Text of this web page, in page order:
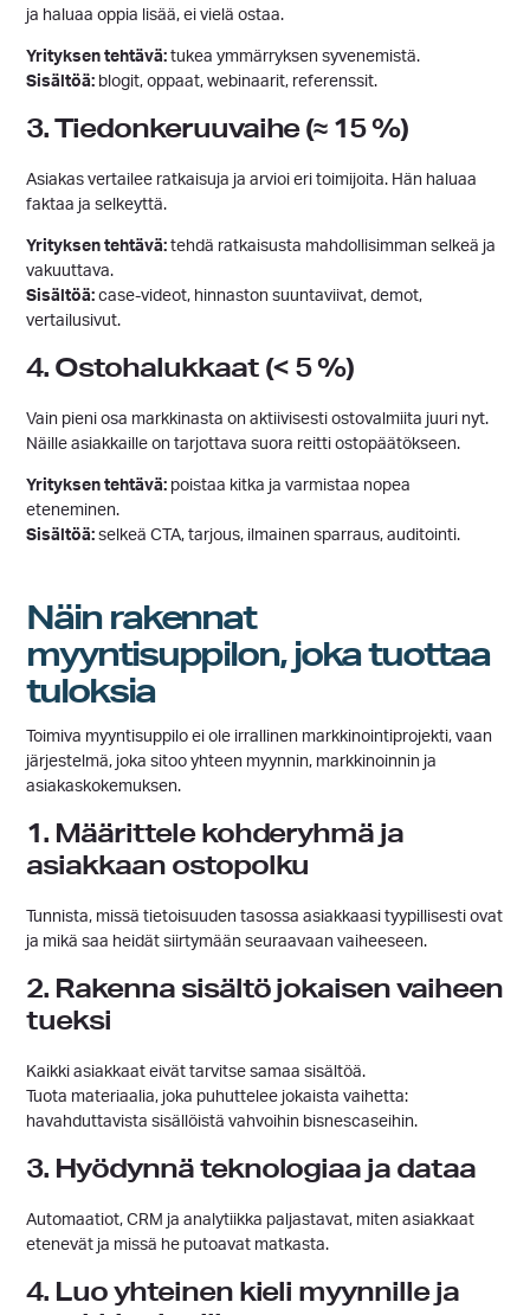
ja haluaa oppia lisää, ei vielä ostaa.
Yrityksen tehtävä: tukea ymmärryksen syvenemistä.
Sisältöä: blogit, oppaat, webinaarit, referenssit.
3. Tiedonkeruuvaihe (≈ 15 %)
Asiakas vertailee ratkaisuja ja arvioi eri toimijoita. Hän haluaa
faktaa ja selkeyttä.
Yrityksen tehtävä: tehdä ratkaisusta mahdollisimman selkeä ja
vakuuttava.
Sisältöä: case-videot, hinnaston suuntaviivat, demot,
vertailusivut.
4. Ostohalukkaat (< 5 %)
Vain pieni osa markkinasta on aktiivisesti ostovalmiita juuri nyt.
Näille asiakkaille on tarjottava suora reitti ostopäätökseen.
Yrityksen tehtävä: poistaa kitka ja varmistaa nopea
eteneminen.
Sisältöä: selkeä CTA, tarjous, ilmainen sparraus, auditointi.
Näin rakennat
myyntisuppilon, joka tuottaa
tuloksia
Toimiva myyntisuppilo ei ole irrallinen markkinointiprojekti, vaan
järjestelmä, joka sitoo yhteen myynnin, markkinoinnin ja
asiakaskokemuksen.
1. Määrittele kohderyhmä ja
asiakkaan ostopolku
Tunnista, missä tietoisuuden tasossa asiakkaasi tyypillisesti ovat
ja mikä saa heidät siirtymään seuraavaan vaiheeseen.
2. Rakenna sisältö jokaisen vaiheen
tueksi
Kaikki asiakkaat eivät tarvitse samaa sisältöä.
Tuota materiaalia, joka puhuttelee jokaista vaihetta:
havahduttavista sisällöistä vahvoihin bisnescaseihin.
3. Hyödynnä teknologiaa ja dataa
Automaatiot, CRM ja analytiikka paljastavat, miten asiakkaat
etenevät ja missä he putoavat matkasta.
4. Luo yhteinen kieli myynnille ja